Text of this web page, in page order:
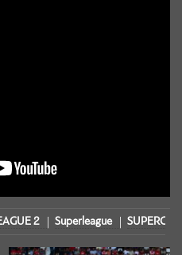
2 Superleague